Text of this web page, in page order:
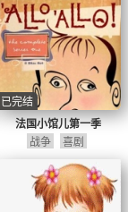
法国小馆儿第一季
已完结
战争 喜剧